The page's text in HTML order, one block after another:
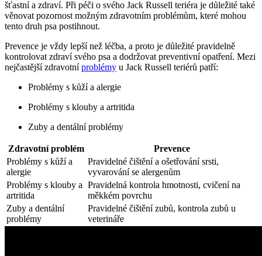
šťastní a zdraví. Při péči o svého Jack Russell teriéra je důležité také
věnovat pozornost možným zdravotním problémům, které mohou
tento druh psa postihnout.
Prevence je vždy lepší než léčba, a proto je důležité pravidelně
kontrolovat zdraví svého psa a dodržovat preventivní opatření. Mezi
nejčastější zdravotníproblémy u Jack Russell teriérů patří:
Problémy s kůží a alergie
Problémy s klouby a artritida
Zuby a dentální problémy
Zdravotní problém
Prevence
Problémy s kůží a
alergie
Pravidelné čištění a ošetřování srsti,
vyvarování se alergenům
Problémy s klouby a
artritida
Pravidelná kontrola hmotnosti, cvičení na
měkkém povrchu
Zuby a dentální
problémy
Pravidelné čištění zubů, kontrola zubů u
veterináře